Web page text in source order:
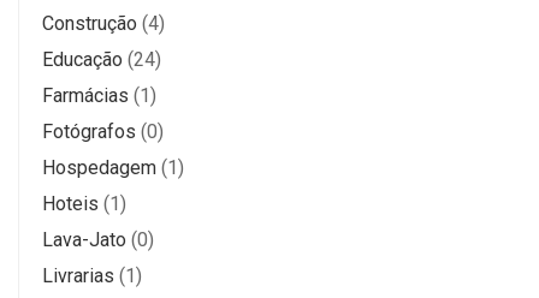
Construção (4)
Educação (24)
Farmácias (1)
Fotógrafos (0)
Hospedagem (1)
Hoteis (1)
Lava-Jato (0)
Livrarias (1)